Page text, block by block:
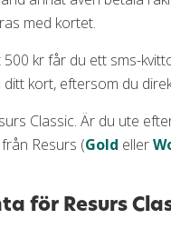
med kortet.
kr får du ett sms-
kort, eftersom du
Classic. Är du ute
Resurs (Gold eller
för Resurs